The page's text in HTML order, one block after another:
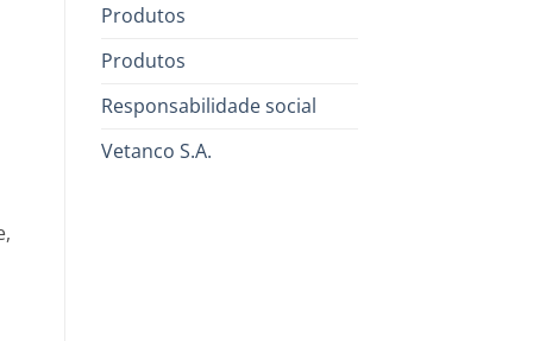
Produtos
Produtos
Responsabilidade social
Vetanco S.A.